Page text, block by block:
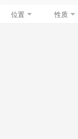
位置 性质